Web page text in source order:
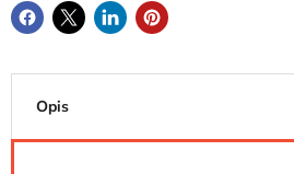
Opis